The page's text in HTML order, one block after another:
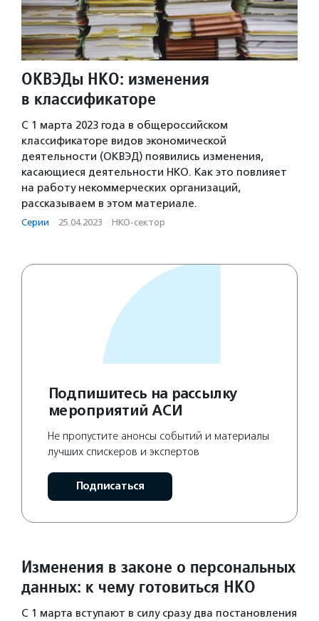
ОКВЭДы НКО: изменения
в классификаторе
С 1 марта 2023 года в общероссийском
классификаторе видов экономической
деятельности (ОКВЭД) появились изменения,
касающиеся деятельности НКО. Как это повлияет
на работу некоммерческих организаций,
рассказываем в этом материале.
Серии · 25.04.2023 · НКО-сектор
Подпишитесь на рассылку
мероприятий АСИ
Не пропустите анонсы событий и материалы
лучших спискеров и экспертов
Подписаться
Изменения в законе о персональных
данных: к чему готовиться НКО
С 1 марта вступают в силу сразу два постановления